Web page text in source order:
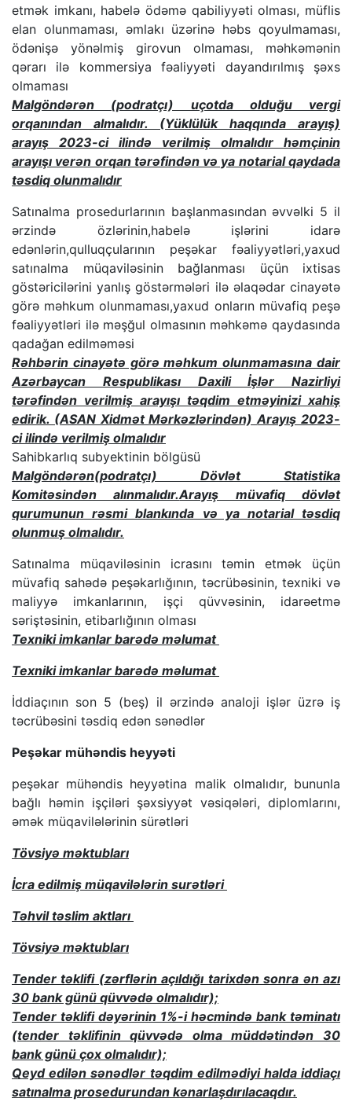
etmək imkanı, habelə ödəmə qabiliyyəti olması, müflis
elan olunmaması, əmlakı üzərinə həbs qoyulmaması,
ödənişə yönəlmiş girovun olmaması, məhkəmənin
qərarı ilə kommersiya fəaliyyəti dayandırılmış şəxs
olmaması
Malgöndərən (podratçı) uçotda olduğu vergi
orqanından almalıdır. (Yüklülük haqqında arayış)
arayış 2023-ci ilində verilmiş olmalıdır həmçinin
arayışı verən orqan tərəfindən və ya notarial qaydada
təsdiq olunmalıdır
Satınalma prosedurlarının başlanmasından əvvəlki 5 il
ərzində özlərinin,habelə işlərini idarə
edənlərin,qulluqçularının peşəkar fəaliyyətləri,yaxud
satınalma müqaviləsinin bağlanması üçün ixtisas
göstəricilərini yanlış göstərmələri ilə əlaqədar cinayətə
görə məhkum olunmaması,yaxud onların müvafiq peşə
fəaliyyətləri ilə məşğul olmasının məhkəmə qaydasında
qadağan edilməməsi
Rəhbərin cinayətə görə məhkum olunmamasına dair
Azərbaycan Respublikası Daxili İşlər Nazirliyi
tərəfindən verilmiş arayışı təqdim etməyinizi xahiş
edirik. (ASAN Xidmət Mərkəzlərindən)Arayış 2023-
ci ilində verilmiş olmalıdır
Sahibkarlıq subyektinin bölgüsü
Malgöndərən(podratçı) Dövlət Statistika
Komitəsindən alınmalıdır.Arayış müvafiq dövlət
qurumunun rəsmi blankında və ya notarial təsdiq
olunmuş olmalıdır.
Satınalma müqaviləsinin icrasını təmin etmək üçün
müvafiq sahədə peşəkarlığının, təcrübəsinin, texniki və
maliyyə imkanlarının, işçi qüvvəsinin, idarəetmə
səriştəsinin, etibarlığının olması
Texniki imkanlar barədə məlumat
Texniki imkanlar barədə məlumat
İddiaçının son 5 (beş) il ərzində analoji işlər üzrə iş
təcrübəsini təsdiq edən sənədlər
Peşəkar mühəndis heyyəti
peşəkar mühəndis heyyətina malik olmalıdır, bununla
bağlı həmin işçiləri şəxsiyyət vəsiqələri, diplomlarını,
əmək müqavilələrinin sürətləri
Tövsiyə məktubları
İcra edilmiş müqavilələrin surətləri
Təhvil təslim aktları
Tövsiyə məktubları
Tender təklifi (zərflərin açıldığı tarixdən sonra ən azı
30 bank günü qüvvədə olmalıdır);
Tender təklifi dəyərinin 1%-i həcmində bank təminatı
(tender təklifinin qüvvədə olma müddətindən 30
bank günü çox olmalıdır);
Qeyd edilən sənədlər təqdim edilmədiyi halda iddiaçı
satınalma prosedurundan kənarlaşdırılacaqdır.